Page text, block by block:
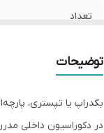
تعداد
توضیحات
بکدراپ یا تپستری،
در دکوراسیون داخلی